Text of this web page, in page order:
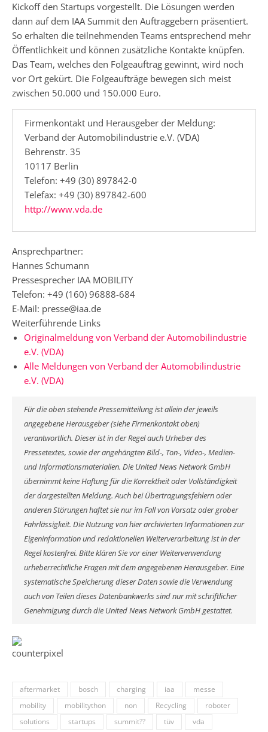
Kickoff den Startups vorgestellt. Die Lösungen werden
dann auf dem IAA Summit den Auftraggebern präsentiert.
So erhalten die teilnehmenden Teams entsprechend mehr
Öffentlichkeit und können zusätzliche Kontakte knüpfen.
Das Team, welches den Folgeauftrag gewinnt, wird noch
vor Ort gekürt. Die Folgeaufträge bewegen sich meist
zwischen 50.000 und 150.000 Euro.
Firmenkontakt und Herausgeber der Meldung:
Verband der Automobilindustrie e.V. (VDA)
Behrenstr. 35
10117 Berlin
Telefon: +49 (30) 897842-0
Telefax: +49 (30) 897842-600
http://www.vda.de
Ansprechpartner:
Hannes Schumann
Pressesprecher IAA MOBILITY
Telefon: +49 (160) 96888-684
E-Mail: presse@iaa.de
Weiterführende Links
Originalmeldung von Verband der Automobilindustrie
e.V. (VDA)
Alle Meldungen von Verband der Automobilindustrie
e.V. (VDA)
Für die oben stehende Pressemitteilung ist allein der jeweils
angegebene Herausgeber (siehe Firmenkontakt oben)
verantwortlich. Dieser ist in der Regel auch Urheber des
Pressetextes, sowie der angehängten Bild-, Ton-, Video-, Medien-
und Informationsmaterialien. Die United News Network GmbH
übernimmt keine Haftung für die Korrektheit oder Vollständigkeit
der dargestellten Meldung. Auch bei Übertragungsfehlern oder
anderen Störungen haftet sie nur im Fall von Vorsatz oder grober
Fahrlässigkeit. Die Nutzung von hier archivierten Informationen zur
Eigeninformation und redaktionellen Weiterverarbeitung ist in der
Regel kostenfrei. Bitte klären Sie vor einer Weiterverwendung
urheberrechtliche Fragen mit dem angegebenen Herausgeber. Eine
systematische Speicherung dieser Daten sowie die Verwendung
auch von Teilen dieses Datenbankwerks sind nur mit schriftlicher
Genehmigung durch die United News Network GmbH gestattet.
aftermarket bosch charging iaa
messe
mobility
mobilitython non Recycling
roboter
solutions
startups summit?? tüv vda